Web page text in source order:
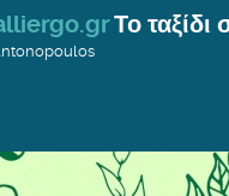
Το ταξίδι